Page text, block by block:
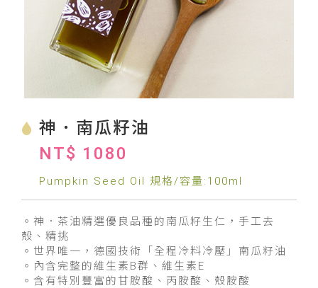
神．南瓜籽油
NT$ 1080
Pumpkin Seed Oil 規格/容量:100ml
。神．茶油精選優良品種的南瓜籽生仁，手工去
殼、精挑
。世界唯一，德國技術「全程冷料冷壓」南瓜籽油
。內含完整的維生素B群、維生素E
。含有特別豐富的甘胺酸、丙胺酸、殼胺酸